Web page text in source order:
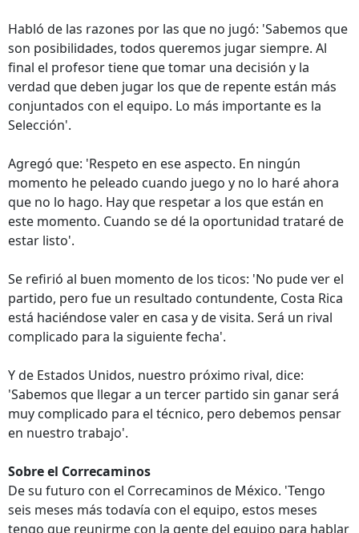
Habló de las razones por las que no jugó: 'Sabemos que
son posibilidades, todos queremos jugar siempre. Al
final el profesor tiene que tomar una decisión y la
verdad que deben jugar los que de repente están más
conjuntados con el equipo. Lo más importante es la
Selección'.
Agregó que: 'Respeto en ese aspecto. En ningún
momento he peleado cuando juego y no lo haré ahora
que no lo hago. Hay que respetar a los que están en
este momento. Cuando se dé la oportunidad trataré de
estar listo'.
Se refirió al buen momento de los ticos: 'No pude ver el
partido, pero fue un resultado contundente, Costa Rica
está haciéndose valer en casa y de visita. Será un rival
complicado para la siguiente fecha'.
Y de Estados Unidos, nuestro próximo rival, dice:
'Sabemos que llegar a un tercer partido sin ganar será
muy complicado para el técnico, pero debemos pensar
en nuestro trabajo'.
Sobre el Correcaminos
De su futuro con el Correcaminos de México. 'Tengo
seis meses más todavía con el equipo, estos meses
tengo que reunirme con la gente del equipo para hablar